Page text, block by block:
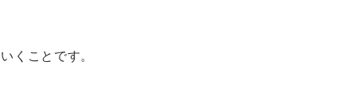
くことです。